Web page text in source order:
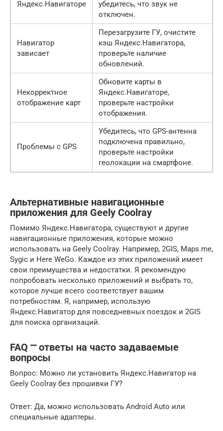
Яндекс.Навигаторе
убедитесь, что звук не
отключен.
Навигатор
зависает
Перезагрузите ГУ, очистите
кэш Яндекс.Навигатора,
проверьте наличие
обновлений.
Некорректное
отображение карт
Обновите карты в
Яндекс.Навигаторе,
проверьте настройки
отображения.
Проблемы с GPS
Убедитесь, что GPS-антенна
подключена правильно,
проверьте настройки
геолокации на смартфоне.
Альтернативные навигационные
приложения для Geely Coolray
Помимо Яндекс.Навигатора, существуют и другие
навигационные приложения, которые можно
использовать на Geely Coolray. Например, 2GIS, Maps.me,
Sygic и Here WeGo. Каждое из этих приложений имеет
свои преимущества и недостатки. Я рекомендую
попробовать несколько приложений и выбрать то,
которое лучше всего соответствует вашим
потребностям. Я, например, использую
Яндекс.Навигатор для повседневных поездок и 2GIS
для поиска организаций.
FAQ ⎻ ответы на часто задаваемые
вопросы
Вопрос: Можно ли установить Яндекс.Навигатор на
Geely Coolray без прошивки ГУ?
Ответ: Да, можно использовать Android Auto или
специальные адаптеры.